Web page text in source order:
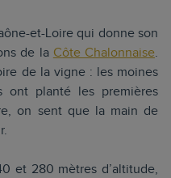
et-Loire qui donne son
de la Côte Chalonnaise.
de la vigne : les moines
ont planté les premières
on sent que la main de
et 280 mètres d’altitude,